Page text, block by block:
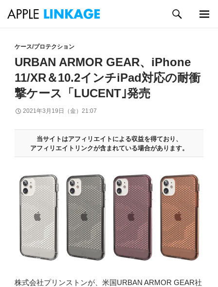
索
ケース/プロテクション
URBAN ARMOR GEAR、iPhone
11/XR＆10.2インチiPad対応の耐衝
撃ケース「LUCENT｣発売
2021年3月19日（金）21:07
当サイトはアフィリエイトによる収益を得ており、
アフィリエイトリンクが含まれている場合があります。
株式会社プリンストンが、米国URBAN ARMOR GEAR社